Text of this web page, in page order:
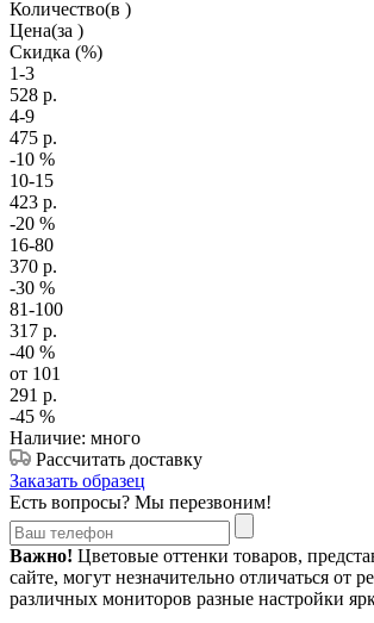
Количество(в )
Цена(за )
Скидка (%)
1-3
528 р.
4-9
475 р.
-10 %
10-15
423 р.
-20 %
16-80
370 р.
-30 %
81-100
317 р.
-40 %
от 101
291 р.
-45 %
Наличие: много
Рассчитать доставку
Заказать образец
Есть вопросы? Мы перезвоним!
Важно! Цветовые оттенки товаров,
сайте, могут незначительно отличаться от
различных мониторов разные настройки